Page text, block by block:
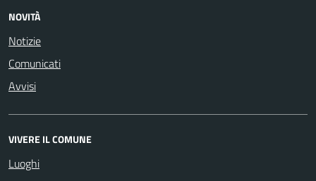
NOVITÀ
Notizie
Comunicati
Avvisi
VIVERE IL COMUNE
Luoghi